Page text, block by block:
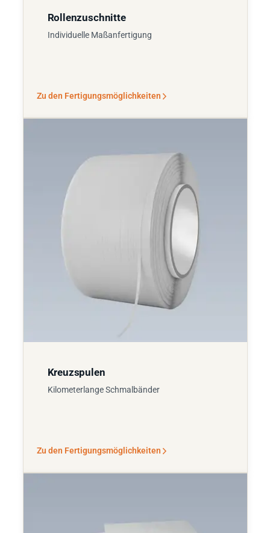
Rollenzuschnitte
Individuelle Maßanfertigung
Zu den Fertigungsmöglichkeiten
Kreuzspulen
Kilometerlange Schmalbänder
Zu den Fertigungsmöglichkeiten